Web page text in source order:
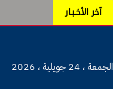
آخر الأخـبـار
الجمعة ، 24 جويلية ، 2026